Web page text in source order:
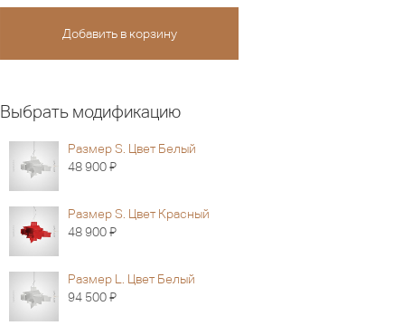
Выбрать модификацию
Размер S. Цвет Белый
48 900Я
Размер S. Цвет Красный
48 900Я
Размер L. Цвет Белый
94 500Я